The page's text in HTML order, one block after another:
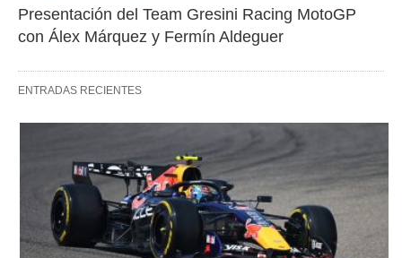
Presentación del Team Gresini Racing MotoGP
con Álex Márquez y Fermín Aldeguer
ENTRADAS RECIENTES